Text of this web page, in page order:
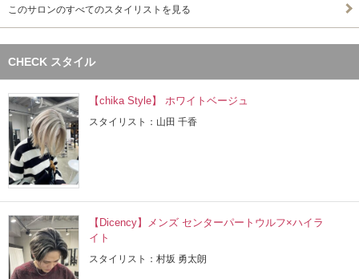
このサロンのすべてのスタイリストを見る
CHECK スタイル
【chika Style】 ホワイトベージュ
スタイリスト：山田 千香
【Dicency】メンズ センターパートウルフ×ハイラ
イト
スタイリスト：村坂 勇太朗